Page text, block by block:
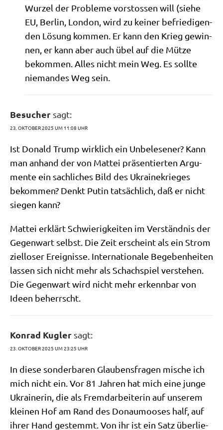
Wur­zel der Pro­ble­me vor­sto­ssen will (sie­he
EU, Ber­lin, Lon­don, wird zu kei­ner befrie­di­gen­
den Lösung kom­men. Er kann den Krieg gewin­
nen, er kann aber auch übel auf die Müt­ze
bekom­men. Alles nicht mein Weg. Es soll­te
nie­man­des Weg sein.
Besucher sagt:
23. OKTOBER 2025 UM 11:08 UHR
Ist Donald Trump wirk­lich ein Unbe­le­se­ner? Kann
man anhand der von Mat­tei prä­sen­tier­ten Argu­
men­te ein sach­li­ches Bild des Ukrai­ne­krie­ges
bekom­men? Denkt Putin tat­säch­lich, daß er nicht
sie­gen kann?
Mat­tei erklärt Schwie­rig­kei­ten im Ver­ständ­nis der
Gegen­wart selbst. Die Zeit erscheint als ein Strom
ziel­lo­ser Ereig­nis­se. Inter­na­tio­na­le Bege­ben­hei­ten
las­sen sich nicht mehr als Schach­spiel ver­ste­hen.
Die Gegen­wart wird nicht mehr erkenn­bar von
Ideen beherrscht.
Konrad Kugler sagt:
23. OKTOBER 2025 UM 23:25 UHR
In die­se son­der­ba­ren Glau­bens­fra­gen mische ich
mich nicht ein. Vor 81 Jah­ren hat mich eine jun­ge
Ukrai­ne­rin, die als Fremd­ar­bei­te­rin auf unse­rem
klei­nen Hof am Rand des Donau­moo­ses half, auf
ihrer Hand gestemmt. Von ihr ist ein Satz über­lie­